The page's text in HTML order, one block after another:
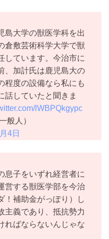
島大学の獣医学科を出
倉敷芸術科学大学で獣
しています。今治市に
、加計氏は鹿児島大の
程度の設備なら私にも
話していたと聞きま
lWBPQkgypc
般人）
4日
息子をいずれ経営者に
営する獣医学部を今治
！補助金がっぽり）し
主義であり、抵抗勢力
ればならないんじゃな